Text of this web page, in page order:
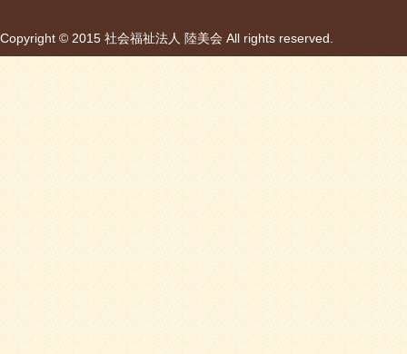
Copyright © 2015 社会福祉法人 陸美会 All rights reserved.